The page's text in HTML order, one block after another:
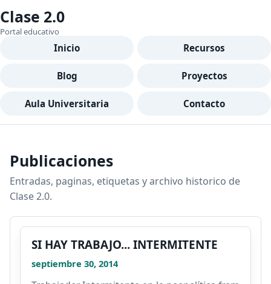
Clase 2.0
Portal educativo
Inicio Recursos
Blog Proyectos
Aula Universitaria Contacto
Publicaciones
Entradas, paginas, etiquetas y archivo historico de
Clase 2.0.
SI HAY TRABAJO... INTERMITENTE
septiembre 30, 2014